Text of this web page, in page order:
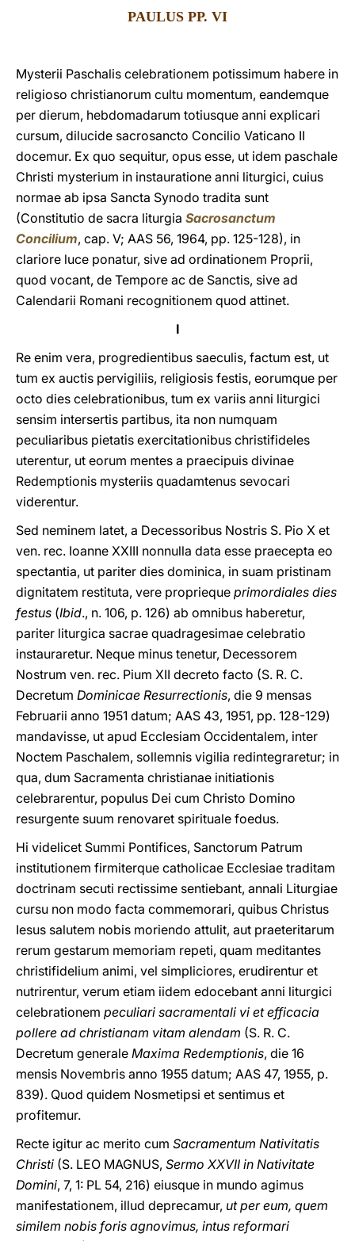
PAULUS PP. VI
Mysterii Paschalis celebrationem potissimum habere in
religioso christianorum cultu momentum, eandemque
per dierum, hebdomadarum totiusque anni explicari
cursum, dilucide sacrosancto Concilio Vaticano II
docemur. Ex quo sequitur, opus esse, ut idem paschale
Christi mysterium in instauratione anni liturgici, cuius
normae ab ipsa Sancta Synodo tradita sunt
(Constitutio de sacra liturgia Sacrosanctum
Concilium, cap. V; AAS 56, 1964, pp. 125-128), in
clariore luce ponatur, sive ad ordinationem Proprii,
quod vocant, de Tempore ac de Sanctis, sive ad
Calendarii Romani recognitionem quod attinet.
I
Re enim vera, progredientibus saeculis, factum est, ut
tum ex auctis pervigiliis, religiosis festis, eorumque per
octo dies celebrationibus, tum ex variis anni liturgici
sensim intersertis partibus, ita non numquam
peculiaribus pietatis exercitationibus christifideles
uterentur, ut eorum mentes a praecipuis divinae
Redemptionis mysteriis quadamtenus sevocari
viderentur.
Sed neminem latet, a Decessoribus Nostris S. Pio X et
ven. rec. Ioanne XXIII nonnulla data esse praecepta eo
spectantia, ut pariter dies dominica, in suam pristinam
dignitatem restituta, vere proprieque primordiales dies
festus (Ibid., n. 106, p. 126) ab omnibus haberetur,
pariter liturgica sacrae quadragesimae celebratio
instauraretur. Neque minus tenetur, Decessorem
Nostrum ven. rec. Pium XII decreto facto (S. R. C.
Decretum Dominicae Resurrectionis, die 9 mensas
Februarii anno 1951 datum; AAS 43, 1951, pp. 128-129)
mandavisse, ut apud Ecclesiam Occidentalem, inter
Noctem Paschalem, sollemnis vigilia redintegraretur; in
qua, dum Sacramenta christianae initiationis
celebrarentur, populus Dei cum Christo Domino
resurgente suum renovaret spirituale foedus.
Hi videlicet Summi Pontifices, Sanctorum Patrum
institutionem firmiterque catholicae Ecclesiae traditam
doctrinam secuti rectissime sentiebant, annali Liturgiae
cursu non modo facta commemorari, quibus Christus
Iesus salutem nobis moriendo attulit, aut praeteritarum
rerum gestarum memoriam repeti, quam meditantes
christifidelium animi, vel simpliciores, erudirentur et
nutrirentur, verum etiam iidem edocebant anni liturgici
celebrationem peculiari sacramentali vi et efficacia
pollere ad christianam vitam alendam (S. R. C.
Decretum generale Maxima Redemptionis, die 16
mensis Novembris anno 1955 datum; AAS 47, 1955, p.
839). Quod quidem Nosmetipsi et sentimus et
profitemur.
Recte igitur ac merito cum Sacramentum Nativitatis
Christi (S. LEO MAGNUS, Sermo XXVII in Nativitate
Domini, 7, 1: PL 54, 216) eiusque in mundo agimus
manifestationem, illud deprecamur, ut per eum, quem
similem nobis foris agnovimus, intus reformari